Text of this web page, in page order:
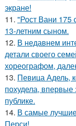
экране!
11. "Рост Вани 175
13-летним сыном.
12. В недавнем
детали своего
хореографом,
13. Певица Адель,
похудела,
публике.
14. В самые